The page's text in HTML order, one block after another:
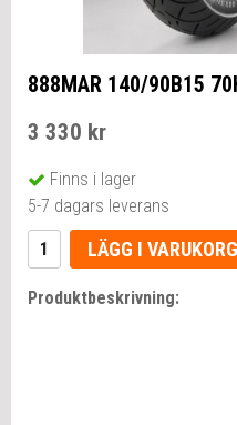
888MAR 140/90B15
3 330 kr
Finns i lager
5-7 dagars leverans
LÄGG I
Produktbeskrivning: